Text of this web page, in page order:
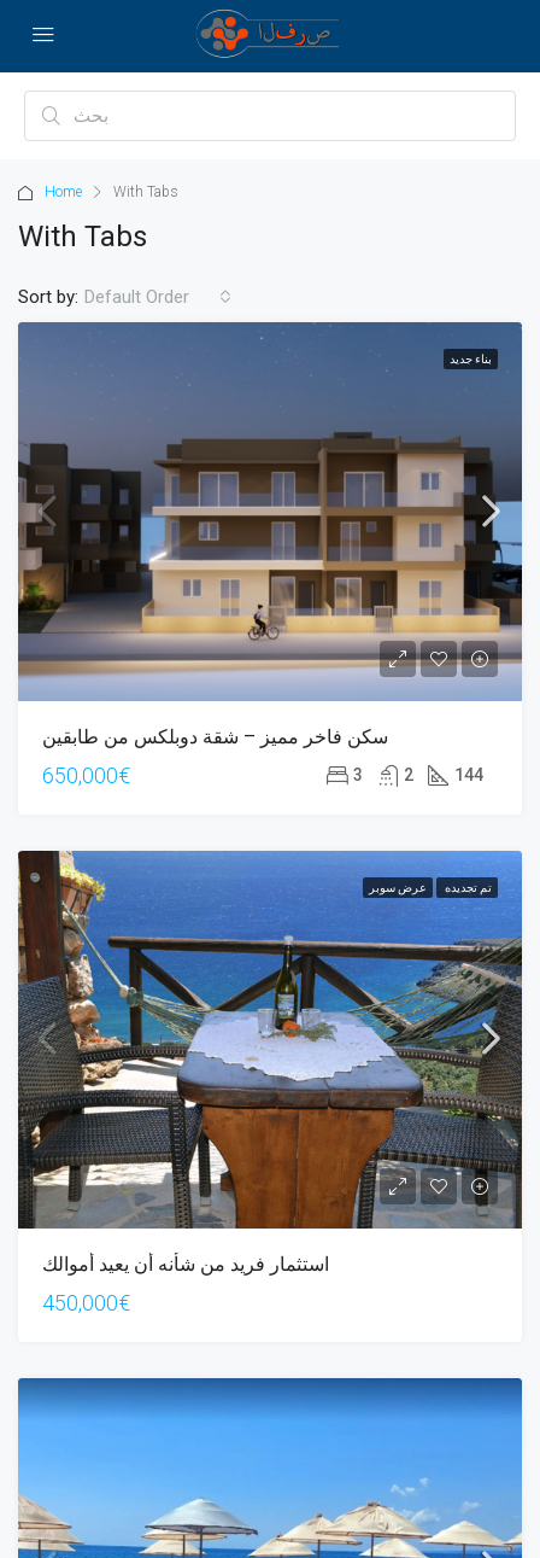
Home With Tabs
With Tabs
Sort by: Default Order
بناء جديد
سكن فاخر مميز – شقة دوبلكس من طابقين
650,000€ 3 2 144
تم تجديده عرض سوبر
استثمار فريد من شأنه أن يعيد أموالك
450,000€